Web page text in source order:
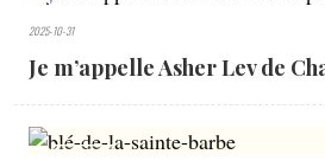
VIEWS
2025-10-31
Je m’appelle Asher Lev de